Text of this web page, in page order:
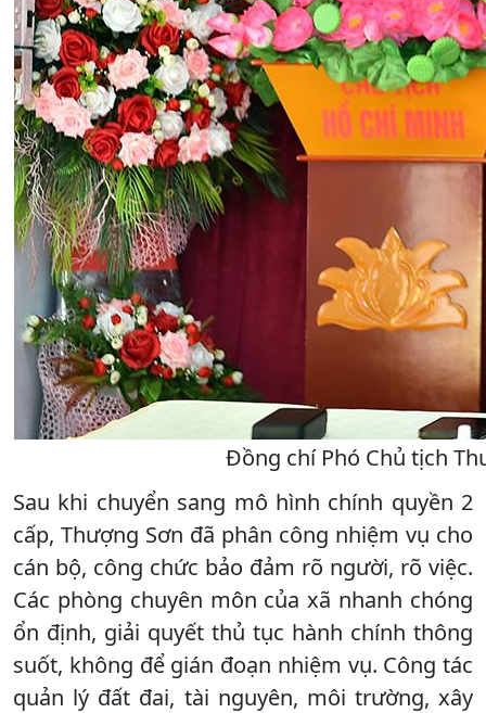
Đồng chí Phó Chủ tịch
Sau khi chuyển sang mô hình chính quyền 2
cấp, Thượng Sơn đã phân công nhiệm vụ cho
cán bộ, công chức bảo đảm rõ người, rõ việc.
Các phòng chuyên môn của xã nhanh chóng
ổn định, giải quyết thủ tục hành chính thông
suốt, không để gián đoạn nhiệm vụ. Công tác
quản lý đất đai, tài nguyên, môi trường, xây